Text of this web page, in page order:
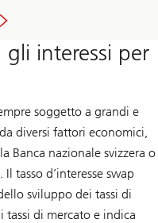
interessi per
soggetto a grandi e
diversi fattori economici,
Banca nazionale svizzera o
tasso d’interesse swap
sviluppo dei tassi di
tassi di mercato e indica